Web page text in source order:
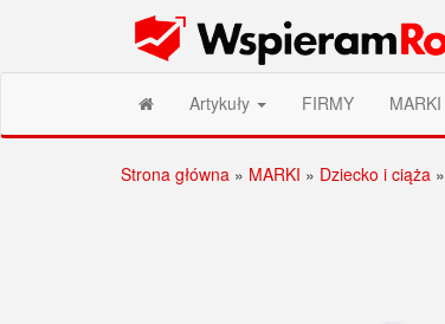
Wspieram Rozwój PL
Artykuły FIRMY MARKI
Strona główna » MARKI » Dziecko i ciąża »